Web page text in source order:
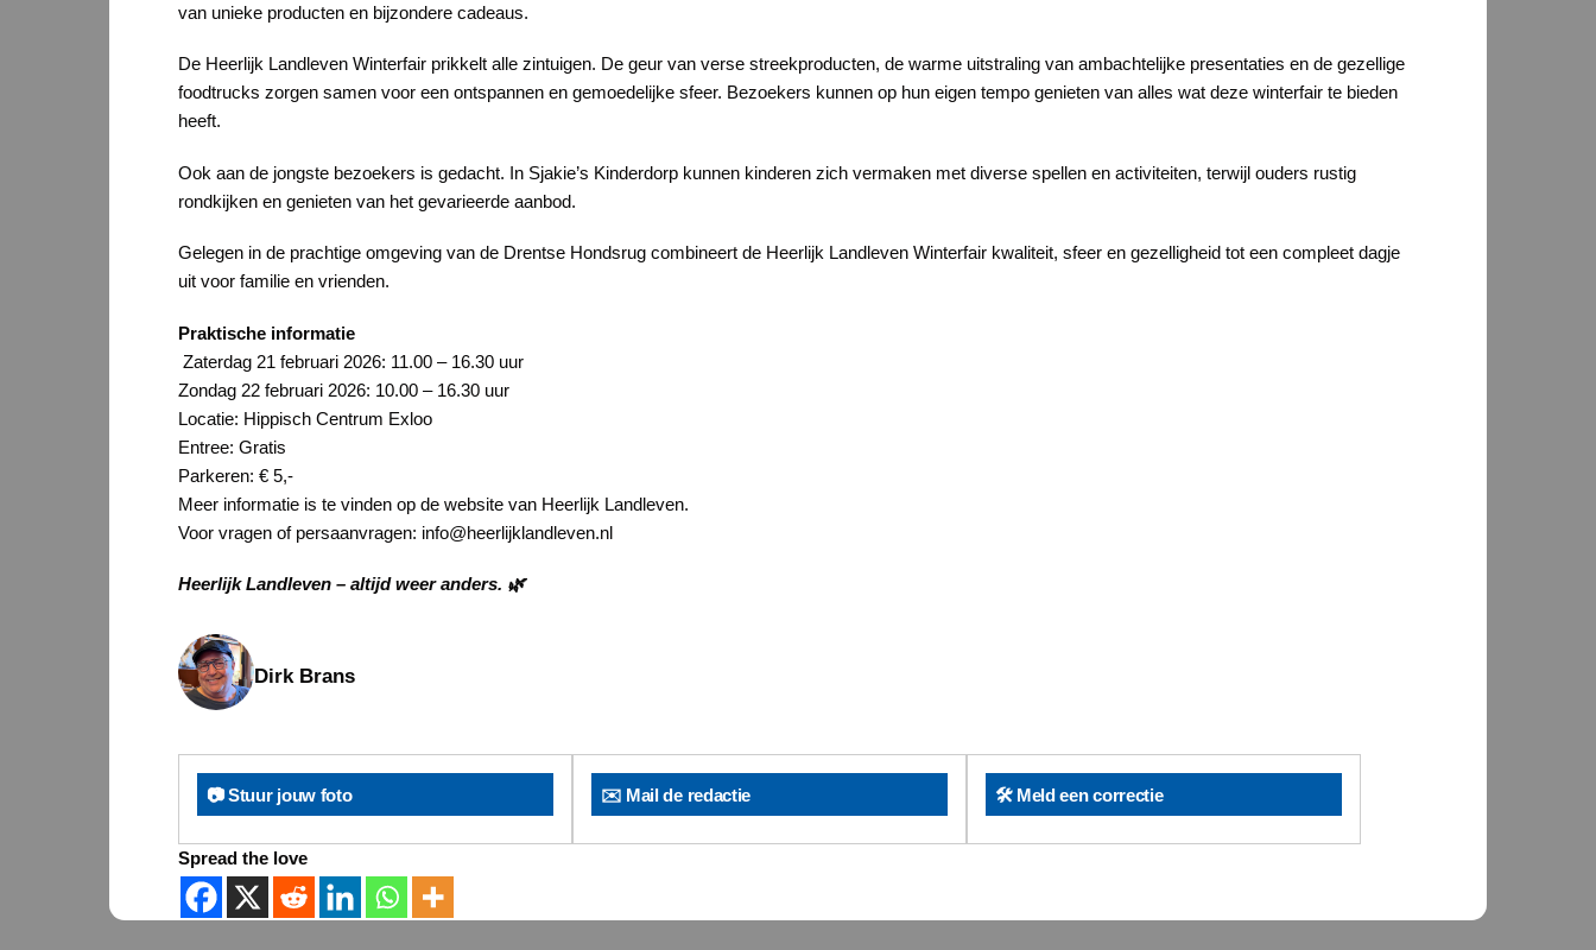
van unieke producten en bijzondere cadeaus.
De Heerlijk Landleven Winterfair prikkelt alle zintuigen. De geur van verse streekproducten, de warme uitstraling van ambachtelijke presentaties en de gezellige
foodtrucks zorgen samen voor een ontspannen en gemoedelijke sfeer. Bezoekers kunnen op hun eigen tempo genieten van alles wat deze winterfair te bieden
heeft.
Ook aan de jongste bezoekers is gedacht. In Sjakie’s Kinderdorp kunnen kinderen zich vermaken met diverse spellen en activiteiten, terwijl ouders rustig
rondkijken en genieten van het gevarieerde aanbod.
Gelegen in de prachtige omgeving van de Drentse Hondsrug combineert de Heerlijk Landleven Winterfair kwaliteit, sfeer en gezelligheid tot een compleet dagje
uit voor familie en vrienden.
Praktische informatie
Zaterdag 21 februari 2026: 11.00 – 16.30 uur
Zondag 22 februari 2026: 10.00 – 16.30 uur
Locatie: Hippisch Centrum Exloo
Entree: Gratis
Parkeren: € 5,-
Meer informatie is te vinden op de website van Heerlijk Landleven.
Voor vragen of persaanvragen: info@heerlijklandleven.nl
Heerlijk Landleven – altijd weer anders. 🌿
Dirk Brans
📷 Stuur jouw foto ✉️ Mail de redactie 🛠️ Meld een correctie
Spread the love